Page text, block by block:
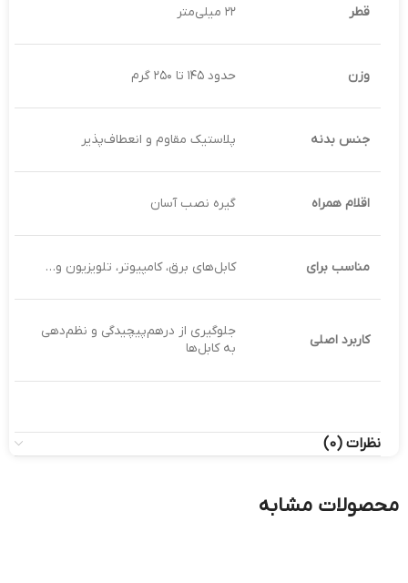
قطر ۲۲ میلی‌متر
وزن حدود ۱۴۵ تا ۲۵۰ گرم
جنس بدنه پلاستیک مقاوم و انعطاف‌پذیر
اقلام همراه گیره نصب آسان
مناسب برای کابل‌های برق، کامپیوتر، تلویزیون و…
کاربرد اصلی
جلوگیری از درهم‌پیچیدگی و نظم‌دهی
به کابل‌ها
نظرات (0)
محصولات مشابه